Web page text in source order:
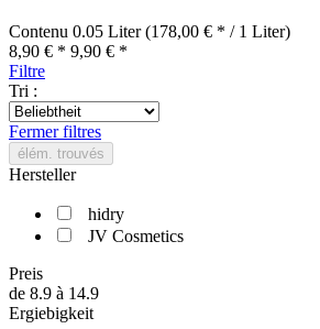
Contenu 0.05 Liter(178,00 € * / 1 Liter)
8,90 € * 9,90 € *
Filtre
Tri :
Fermer filtres
élém. trouvés
Hersteller
hidry
JV Cosmetics
Preis
de 8.9 à 14.9
Ergiebigkeit